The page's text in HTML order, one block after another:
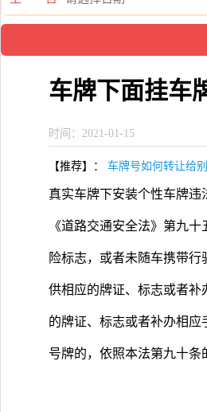
车牌下面挂车
时间：2021-01-15
【推荐】： 车牌号如何转让给
真实车牌下安装个性车牌
《道路交通安全法》第九
险标志，或者未随车携带
供相应的牌证、标志或者
的牌证、标志或者补办相
号牌的，依照本法第九十条